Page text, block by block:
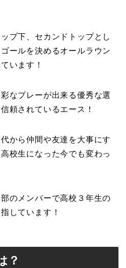
プ下、セカンドトップとし
ールを決めるオールラウン
います！
なプレーが出来る優秀な選
頼されているエース！
から仲間や友達を大事にす
校生になった今でも変わっ
のメンバーで高校３年生の
しています！
？